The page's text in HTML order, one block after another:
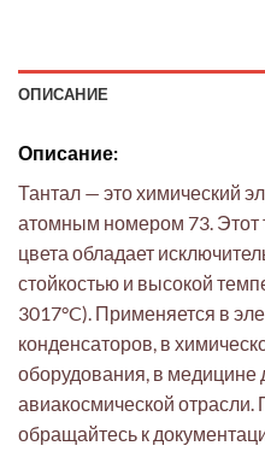
ОПИСАНИЕ
Описание:
Тантал — это химический
атомным номером 73. Этот
цвета обладает
стойкостью и высокой
3017°C). Применяется в
конденсаторов, в
оборудования, в медицине
авиакосмической
обращайтесь к